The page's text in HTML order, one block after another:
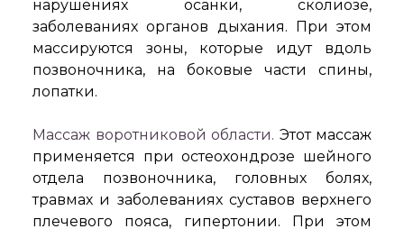
нарушениях осанки, сколиозе,
заболеваниях органов дыхания. При этом
массируются зоны, которые идут вдоль
позвоночника, на боковые части спины,
лопатки.
Массаж воротниковой области. Этот массаж
применяется при остеохондрозе шейного
отдела позвоночника, головных болях,
травмах и заболеваниях суставов верхнего
плечевого пояса, гипертонии. При этом